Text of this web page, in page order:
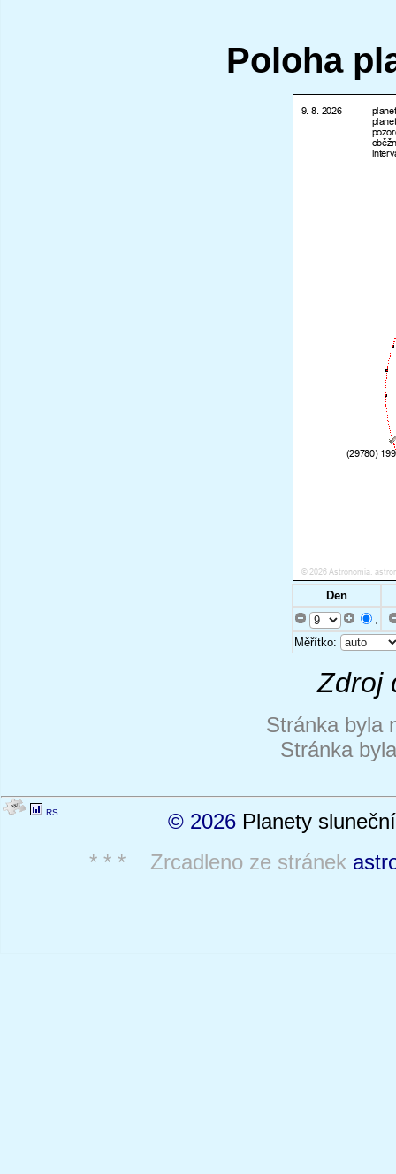
Poloha
Den
.
Měřítko:
Zdroj
Stránka byla
Stránka
RS © 2026 Planety
* * * Zrcadleno ze stránek